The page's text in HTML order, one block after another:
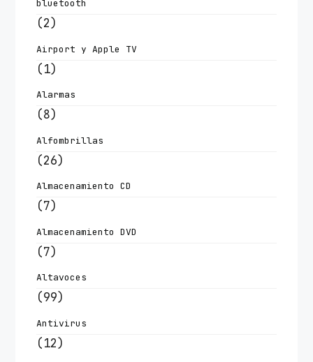
bluetooth
(2)
Airport y Apple TV
(1)
Alarmas
(8)
Alfombrillas
(26)
Almacenamiento CD
(7)
Almacenamiento DVD
(7)
Altavoces
(99)
Antivirus
(12)